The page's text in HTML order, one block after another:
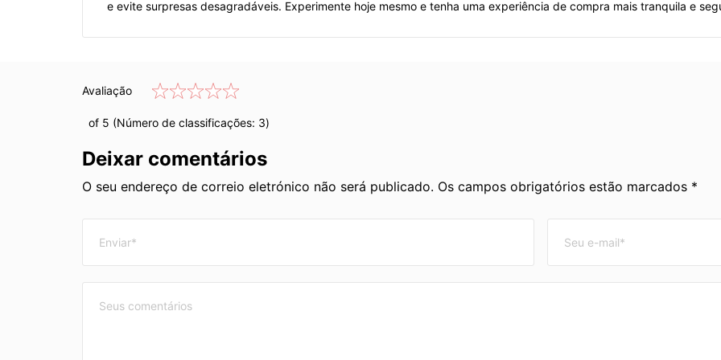
e evite surpresas desagradáveis. Experimente hoje mesmo e tenha uma experiência de compra mais tranquila e
Avaliação
of 5 (Número de classificações: 3)
Deixar comentários
O seu endereço de correio eletrónico não será publicado. Os campos obrigatórios estão marcados *